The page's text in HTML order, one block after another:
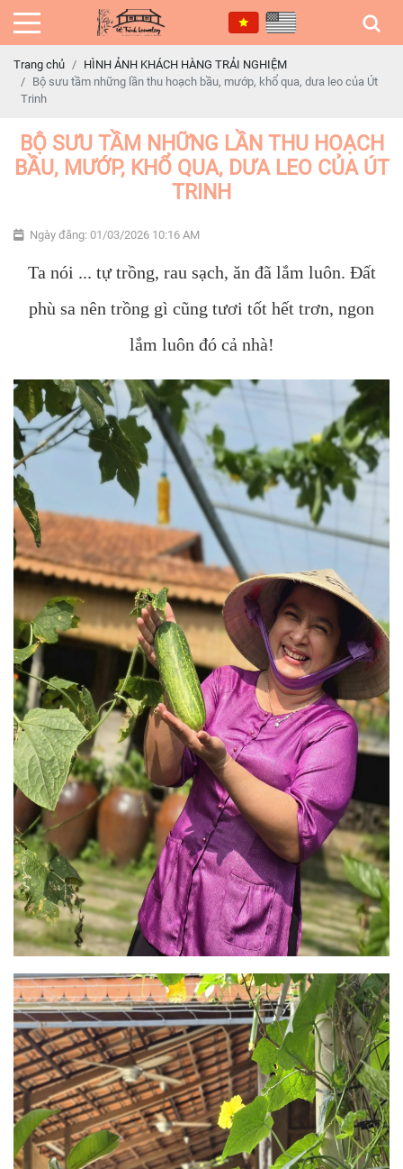
Trang chủ
HÌNH ẢNH KHÁCH HÀNG TRẢI NGHIỆM
Bộ sưu tầm những lần thu hoạch bầu, mướp, khổ qua, dưa leo của Út
Trinh
BỘ SƯU TẦM NHỮNG LẦN THU HOẠCH
BẦU, MƯỚP, KHỔ QUA, DƯA LEO CỦA ÚT
TRINH
Ngày đăng: 01/03/2026 10:16 AM
Ta nói ... tự trồng, rau sạch, ăn đã lắm luôn. Đất
phù sa nên trồng gì cũng tươi tốt hết trơn, ngon
lắm luôn đó cả nhà!